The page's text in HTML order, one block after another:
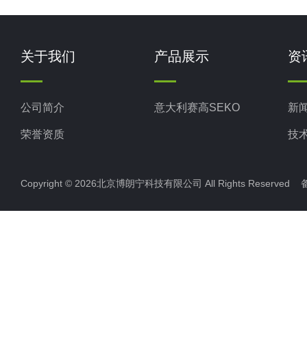
关于我们
公司简介
荣誉资质
产品展示
意大利赛高SEKO
资
新
技
Copyright © 2026北京博朗宁科技有限公司 All Rights Reserved